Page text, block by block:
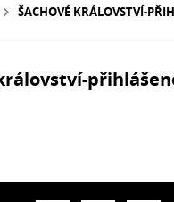
ŠACHOVÉ KRÁLOVSTVÍ-